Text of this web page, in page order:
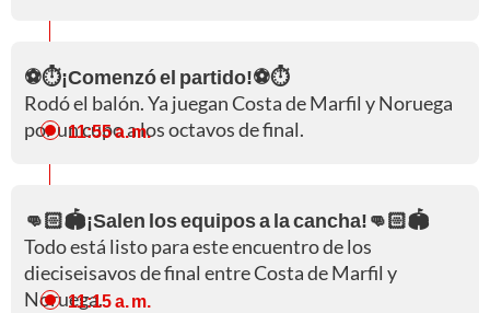
⚽⏱️¡Comenzó el partido!⚽⏱️
Rodó el balón. Ya juegan Costa de Marfil y Noruega
por un cupo a los octavos de final.
11:55 a. m.
👊🏻🏟️¡Salen los equipos a la cancha!👊🏻🏟️
Todo está listo para este encuentro de los
dieciseisavos de final entre Costa de Marfil y
Noruega.11:15 a. m.